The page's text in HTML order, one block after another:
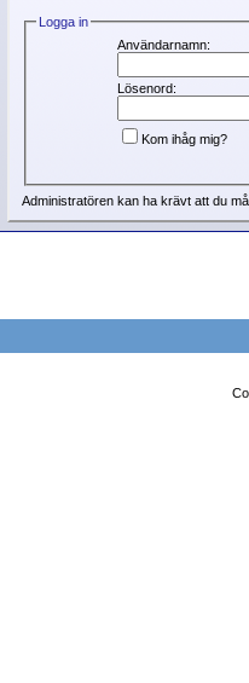
Logga in
Användarnamn:
Lösenord:
Kom ihåg mig?
Administratören kan ha krävt att du